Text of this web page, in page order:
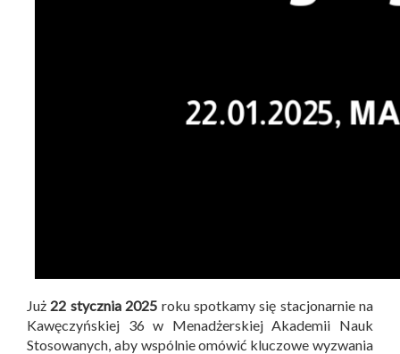
Już 22 stycznia 2025 roku spotkamy się stacjonarnie na
Kawęczyńskiej 36 w Menadżerskiej Akademii Nauk
Stosowanych, aby wspólnie omówić kluczowe wyzwania